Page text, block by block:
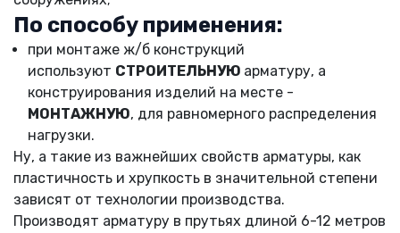
По способу применения:
при монтаже ж/б конструкций
используют СТРОИТЕЛЬНУЮ арматуру, а
конструирования изделий на месте -
МОНТАЖНУЮ, для равномерного распределения
нагрузки.
Ну, а такие из важнейших свойств арматуры, как
пластичность и хрупкость в значительной степени
зависят от технологии производства.
Производят арматуру в прутьях длиной 6-12 метров